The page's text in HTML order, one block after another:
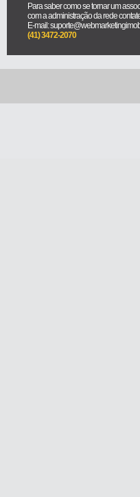
Para saber como se tornar um
com a administração da rede
E-mail:
(41) 3472-2070